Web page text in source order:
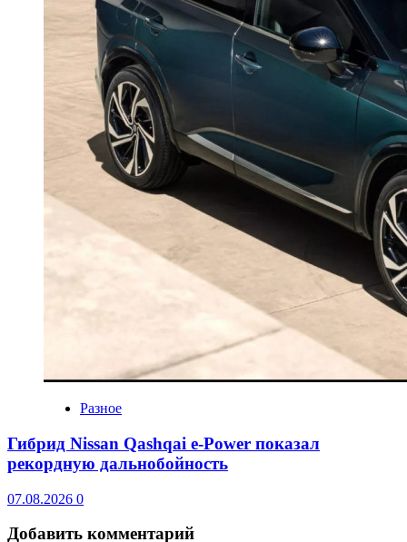
Разное
Гибрид Nissan Qashqai e-Power показал
рекордную дальнобойность
07.08.2026 0
Добавить комментарий